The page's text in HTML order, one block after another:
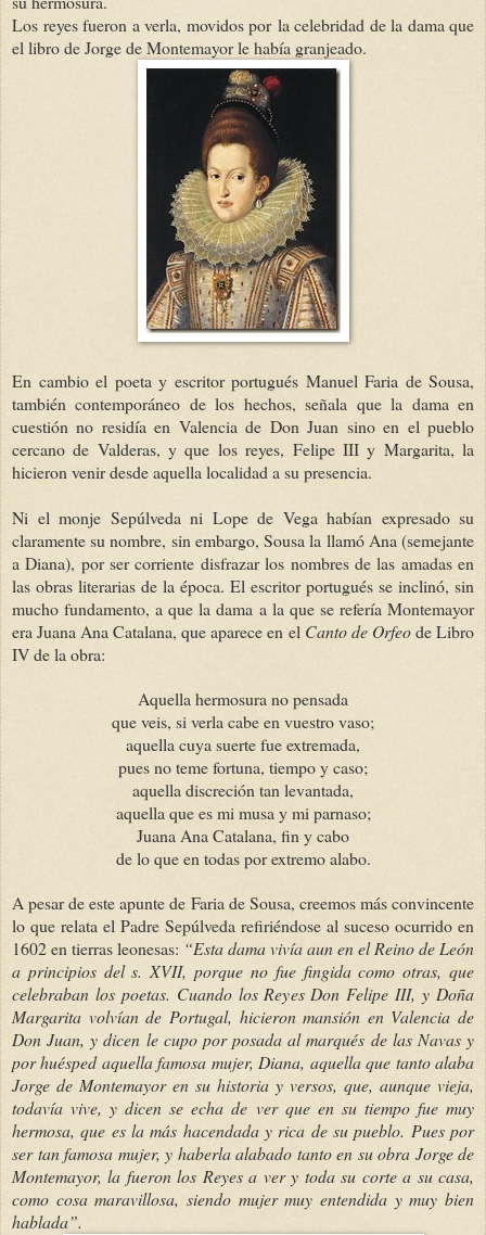
Los reyes fueron a verla, movidos por la celebridad de la dama que
el libro de Jorge de Montemayor le había granjeado.
En cambio el poeta y escritor portugués Manuel Faria de Sousa,
también contemporáneo de los hechos, señala que la dama en
cuestión no residía en Valencia de Don Juan sino en el pueblo
cercano de Valderas, y que los reyes, Felipe III y Margarita, la
hicieron venir desde aquella localidad a su presencia.
Ni el monje Sepúlveda ni Lope de Vega habían expresado su
claramente su nombre, sin embargo, Sousa la llamó Ana (semejante
a Diana), por ser corriente disfrazar los nombres de las amadas en
las obras literarias de la época. El escritor portugués se inclinó, sin
mucho fundamento, a que la dama a la que se refería Montemayor
era Juana Ana Catalana, que aparece en el Canto de Orfeode Libro
IV de la obra:
Aquella hermosura no pensada
que veis, si verla cabe en vuestro vaso;
aquella cuya suerte fue extremada,
pues no teme fortuna, tiempo y caso;
aquella discreción tan levantada,
aquella que es mi musa y mi parnaso;
Juana Ana Catalana, fin y cabo
de lo que en todas por extremo alabo.
A pesar de este apunte de Faria de Sousa, creemos más convincente
lo que relata el Padre Sepúlveda refiriéndose al suceso ocurrido en
1602 en tierras leonesas: “Esta dama vivía aun en el Reino de León
a principios del s. XVII, porque no fue fingida como otras, que
celebraban los poetas. Cuando los Reyes Don Felipe III, y Doña
Margarita volvían de Portugal, hicieron mansión en Valencia de
Don Juan, y dicen le cupo por posada al marqués de las Navas y
por huésped aquella famosa mujer, Diana, aquella que tanto alaba
Jorge de Montemayor en su historia y versos, que, aunque vieja,
todavía vive, y dicen se echa de ver que en su tiempo fue muy
hermosa, que es la más hacendada y rica de su pueblo. Pues por
ser tan famosa mujer, y haberla alabado tanto en su obra Jorge de
Montemayor, la fueron los Reyes a ver y toda su corte a su casa,
como cosa maravillosa, siendo mujer muy entendida y muy bien
hablada”.